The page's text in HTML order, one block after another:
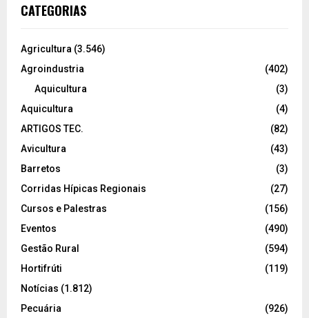
CATEGORIAS
Agricultura (3.546)
Agroindustria
(402)
Aquicultura
(3)
Aquicultura
(4)
ARTIGOS TEC.
(82)
Avicultura
(43)
Barretos
(3)
Corridas Hípicas Regionais
(27)
Cursos e Palestras
(156)
Eventos
(490)
Gestão Rural
(594)
Hortifrúti
(119)
Notícias (1.812)
Pecuária
(926)